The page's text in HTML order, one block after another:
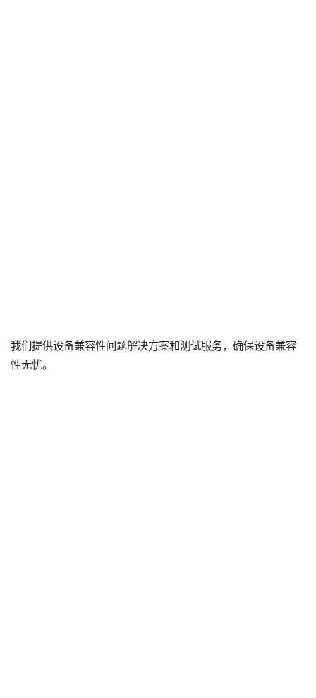
我们提供设备兼容性问题解决方案和测试服务，确保设备兼容
性无忧。